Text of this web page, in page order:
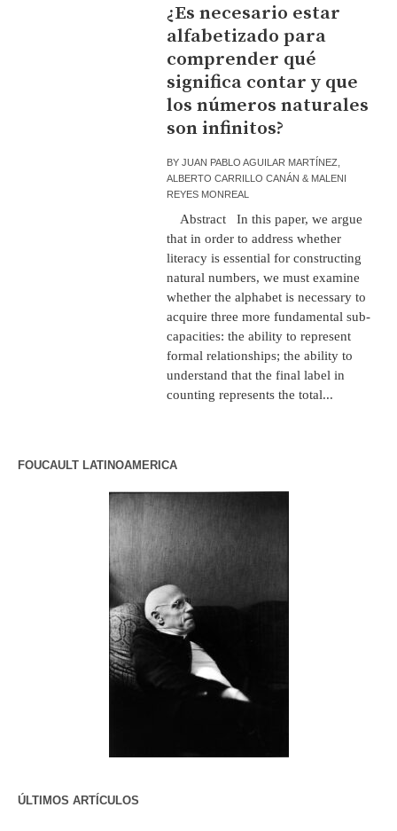
¿Es necesario estar
alfabetizado para
comprender qué
significa contar y que
los números naturales
son infinitos?
BYJUAN PABLO AGUILAR MARTÍNEZ,
ALBERTO CARRILLO CANÁN & MALENI
REYES MONREAL
Abstract In this paper, we argue
that in order to address whether
literacy is essential for constructing
natural numbers, we must examine
whether the alphabet is necessary to
acquire three more fundamental sub-
capacities: the ability to represent
formal relationships; the ability to
understand that the final label in
counting represents the total...
FOUCAULT LATINOAMERICA
ÚLTIMOS ARTÍCULOS